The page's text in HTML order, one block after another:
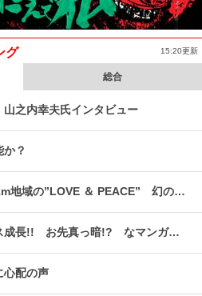
グ 15:20更新
総合
之内幸夫氏インタビュー
？
福島第一原発事故20km地域の”LOVE ＆ PEACE” 幻のコミューン「獏原人村」の現在
１０年連続でマイナス成長!! お先真っ暗!? なマンガ産業研究
心配の声